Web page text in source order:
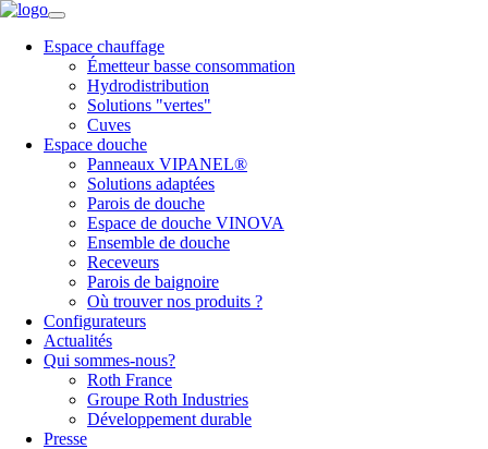
Espace chauffage
Émetteur basse consommation
Hydrodistribution
Solutions "vertes"
Cuves
Espace douche
Panneaux VIPANEL®
Solutions adaptées
Parois de douche
Espace de douche VINOVA
Ensemble de douche
Receveurs
Parois de baignoire
Où trouver nos produits ?
Configurateurs
Actualités
Qui sommes-nous?
Roth France
Groupe Roth Industries
Développement durable
Presse